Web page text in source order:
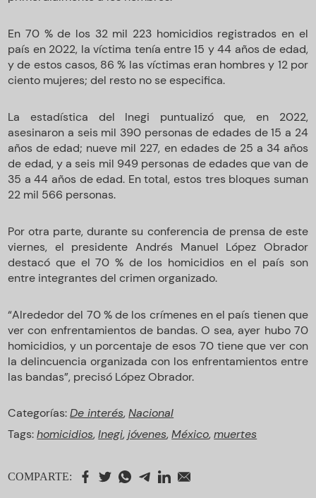
En 70 % de los 32 mil 223 homicidios registrados en el
país en 2022, la víctima tenía entre 15 y 44 años de edad,
y de estos casos, 86 % las víctimas eran hombres y 12 por
ciento mujeres; del resto no se especifica.
La estadística del Inegi puntualizó que, en 2022,
asesinaron a seis mil 390 personas de edades de 15 a 24
años de edad; nueve mil 227, en edades de 25 a 34 años
de edad, y a seis mil 949 personas de edades que van de
35 a 44 años de edad. En total, estos tres bloques suman
22 mil 566 personas.
Por otra parte, durante su conferencia de prensa de este
viernes, el presidente Andrés Manuel López Obrador
destacó que el 70 % de los homicidios en el país son
entre integrantes del crimen organizado.
“Alrededor del 70 % de los crímenes en el país tienen que
ver con enfrentamientos de bandas. O sea, ayer hubo 70
homicidios, y un porcentaje de esos 70 tiene que ver con
la delincuencia organizada con los enfrentamientos entre
las bandas”, precisó López Obrador.
Categorías:De interés,Nacional
Tags:homicidios,Inegi,jóvenes,México,muertes
COMPARTE: